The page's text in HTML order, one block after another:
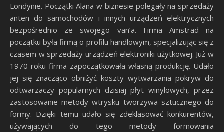
Londynie. Początki Alana w biznesie polegały na sprzedaży
anten do samochodów i innych urządzeń elektrycznych
bezpośrednio ze swojego van’a. Firma Amstrad na
początku była firmą o profilu handlowym, specjalizując się z
czasem w sprzedaży urządzeń elektroniki użytkowej. Już w
1970 roku firma zapoczątkowała własną produkcję. Udało
jej się znacząco obniżyć koszty wytwarzania pokryw do
odtwarzaczy popularnych dzisiaj płyt winylowych, przez
zastosowanie metody wtrysku tworzywa sztucznego do
formy. Dzięki temu udało się zdeklasować konkurentów,
używających do tego metody formowania